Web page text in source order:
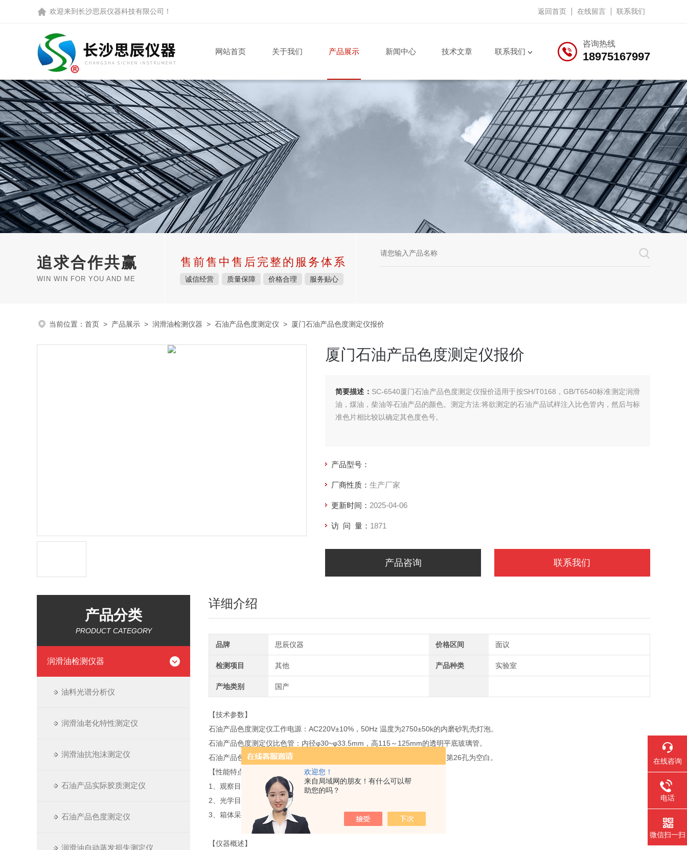
欢迎您！
来自局域网的朋友！有什么可以帮
助您的吗？
欢迎来到 长沙思辰仪器科技有限公司 ！ 返回首页 在线留言 联系我们
咨询热线
18975167997
网站首页 关于我们 产品展示 新闻中心 技术文章 联系我们
追求合作共赢
WIN WIN FOR YOU AND ME
售前售中售后完整的服务体系
诚信经营 质量保障 价格合理 服务贴心
当前位置： 首页 > 产品展示 > 润滑油检测仪器 > 石油产品色度测定仪 > 厦门石油产品色度测定仪报价
厦门石油产品色度测定仪报价
简要描述： SC-6540厦门石油产品色度测定仪报价适用于按SH/T0168，GB/T6540标准测定润滑
油，煤油，柴油等石油产品的颜色。测定方法:将欲测定的石油产品试样注入比色管内，然后与标
准色片相比较以确定其色度色号。
产品型号：
厂商性质： 生产厂家
更新时间： 2025-04-06
访 问 量： 1871
产品咨询 联系我们
产品分类
PRODUCT CATEGORY
润滑油检测仪器
油料光谱分析仪
润滑油老化特性测定仪
润滑油抗泡沫测定仪
石油产品实际胶质测定仪
石油产品色度测定仪
润滑油自动蒸发损失测定仪
详细介绍
品牌 思辰仪器 价格区间 面议
检测项目 其他 产品种类 实验室
产地类别 国产
【技术参数】
石油产品色度测定仪工作电源：AC220V±10%，50Hz 温度为2750±50k的内磨砂乳壳灯泡。
石油产品色度测定仪比色管：内径φ30~φ33.5mm，高115～125mm的透明平底玻璃管。
石油产品色度测定仪标准色盘：26光孔，其中1-25色号的标准颜色玻璃片，第26孔为空白。
【性能特点】
1、观察目镜由凹镜和凸镜组成，可同时看到试样颜色和标准色颜色。
2、光学目镜具有光线调节和调焦能力，使用方便。
3、箱体采用优质钢板制作，表面静电喷涂漆膜牢固，造型美观。
【仪器概述】
在线咨询
电话
微信扫一扫